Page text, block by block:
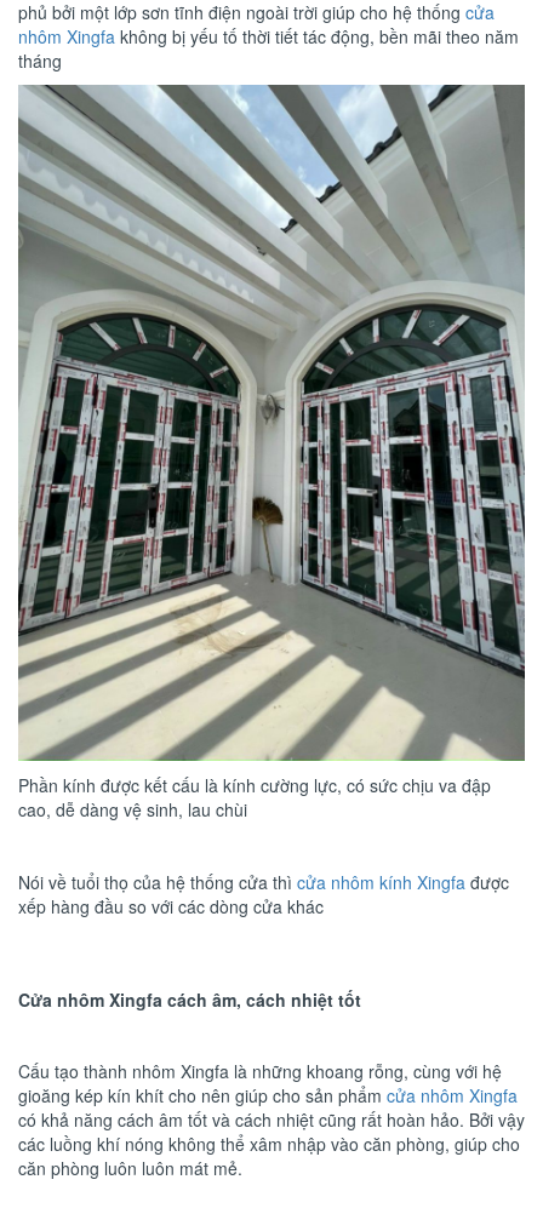
phủ bởi một lớp sơn tĩnh điện ngoài trời giúp cho hệ thống cửa
nhôm Xingfa không bị yếu tố thời tiết tác động, bền mãi theo năm
tháng
Phần kính được kết cấu là kính cường lực, có sức chịu va đập
cao, dễ dàng vệ sinh, lau chùi
Nói về tuổi thọ của hệ thống cửa thì cửa nhôm kính Xingfa được
xếp hàng đầu so với các dòng cửa khác
Cửa nhôm Xingfa cách âm, cách nhiệt tốt
Cấu tạo thành nhôm Xingfa là những khoang rỗng, cùng với hệ
gioăng kép kín khít cho nên giúp cho sản phẩm cửa nhôm Xingfa
có khả năng cách âm tốt và cách nhiệt cũng rất hoàn hảo. Bởi vậy
các luồng khí nóng không thể xâm nhập vào căn phòng, giúp cho
căn phòng luôn luôn mát mẻ.